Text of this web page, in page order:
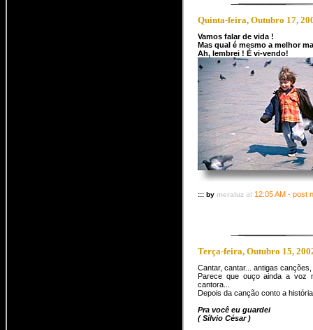
Quinta-feira, Outubro 17,
Vamos falar de vida !
Mas qual é mesmo a melhor
Ah, lembrei ! É vi-vendo!
::: by meraluz at 12:05 AM - post
Terça-feira, Outubro 15,
Cantar, cantar... antigas
Parece que ouço ainda a voz
cantora...
Depois da canção conto a
Pra você eu guardei
( Sílvio César )